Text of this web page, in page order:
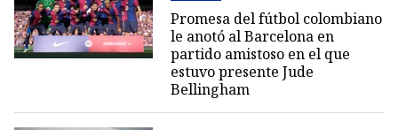
Promesa del fútbol colombiano
le anotó al Barcelona en
partido amistoso en el que
estuvo presente Jude
Bellingham